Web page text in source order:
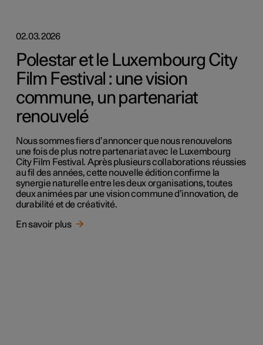
02.03.2026
Polestar et le Luxembourg City
Film Festival : une vision
commune, un partenariat
renouvelé
Nous sommes fiers d’annoncer que nous renouvelons
une fois de plus notre partenariat avec le Luxembourg
City Film Festival. Après plusieurs collaborations réussies
au fil des années, cette nouvelle édition confirme la
synergie naturelle entre les deux organisations, toutes
deux animées par une vision commune d’innovation, de
durabilité et de créativité.
En savoir plus